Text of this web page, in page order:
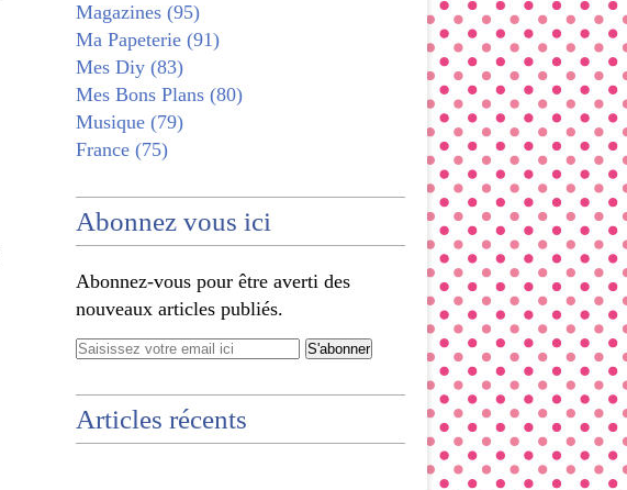
Magazines (95)
Ma Papeterie (91)
Mes Diy (83)
Mes Bons Plans (80)
Musique (79)
France (75)
Abonnez vous ici
Abonnez-vous pour être averti des
nouveaux articles publiés.
Articles récents